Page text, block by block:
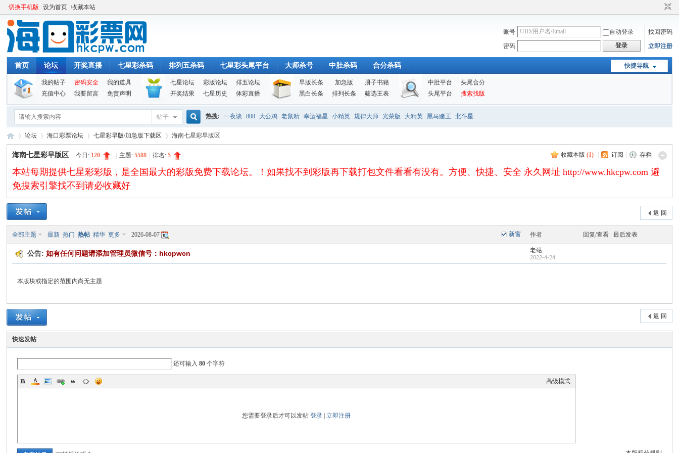
切换手机版 设为首页 收藏本站
账号 自动登录
找回密码
密码
登录 立即注册
快捷导航
首页 论坛 开奖直播 七星彩杀码 排列五杀码 七星彩头尾平台 大师杀号 中肚杀码 合分杀码
我的帖子 密码安全
我的道具
充值中心
我要留言 免责声明
七星论坛 彩版论坛
排五论坛
开奖结果
七星历史 体彩直播
早版长条 加急版
册子书籍
黑白长条
排列长条 筛选王表
中肚平台
头尾合分
头尾平台
搜索找版
帖子
搜
索
热搜: 一夜谈 808 大公鸡 老鼠精 幸运福星 小精英 规律大师 光荣版 大精英 黑马赌王 北斗星
论坛 海口彩票论坛 七星彩早版/加急版下载区 海南七星彩早版区
收藏本版 (1) 订阅 存档
海南七星彩早版区 今日: 120 主题:5588 排名:5
本站每期提供七星彩彩版，是全国最大的彩版免费下载论坛。！如果找不到彩版再下载打包文件看看有没有。方便、快捷、安全 永久网址 http://www.hkcpw.com 避
免搜索引擎找不到请必收藏好
返 回
新窗
全部主题 最新 热门 热帖 精华 更多 2026-08-07 作者 回复/查看 最后发表
公告:如有任何问题请添加管理员微信号：hkcpwcn 老站
2022-4-24
本版块或指定的范围内尚无主题
返 回
快速发帖
还可输入80 个字符
高级模式
您需要登录后才可以发帖登录 |立即注册